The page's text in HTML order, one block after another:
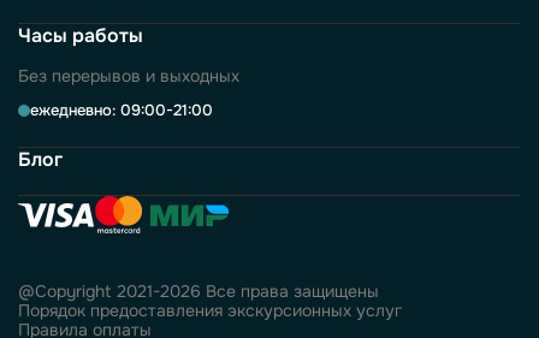
Часы работы
Без перерывов и выходных
ежедневно: 09:00-21:00
Блог
@Copyright 2021-2026 Все права защищены
Порядок предоставления экскурсионных услуг
Правила оплаты